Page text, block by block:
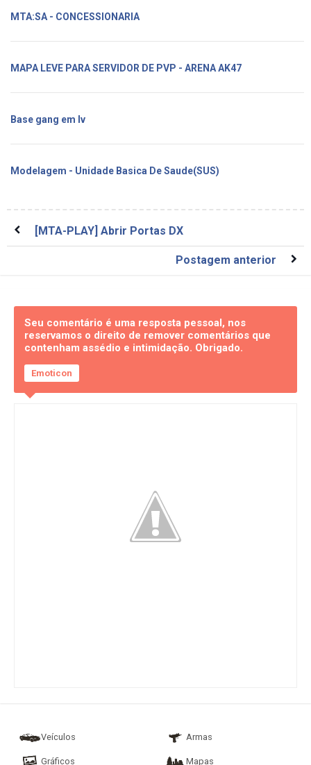
MTA:SA - CONCESSIONARIA
MAPA LEVE PARA SERVIDOR DE PVP - ARENA AK47
Base gang em lv
Modelagem - Unidade Basica De Saude(SUS)
[MTA-PLAY] Abrir Portas DX
Postagem anterior
Seu comentário é uma resposta pessoal, nos
reservamos o direito de remover comentários que
contenham assédio e intimidação. Obrigado.
Emoticon
Veículos Armas
Gráficos Mapas